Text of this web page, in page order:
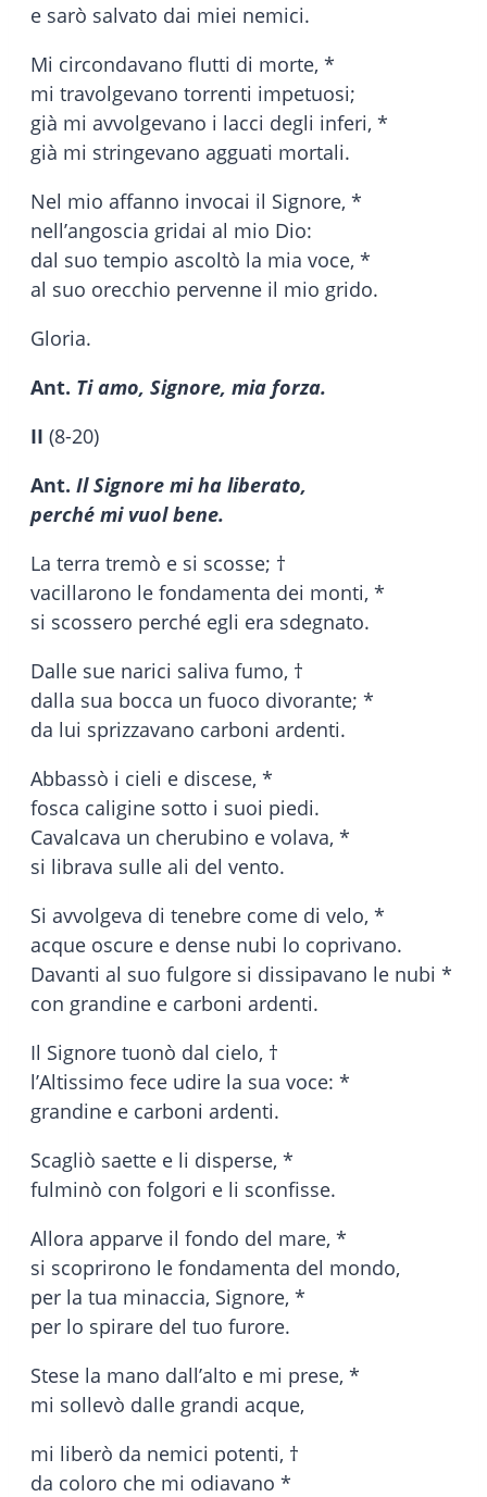
e sarò salvato dai miei nemici.
Mi circondavano flutti di morte, *
mi travolgevano torrenti impetuosi;
già mi avvolgevano i lacci degli inferi, *
già mi stringevano agguati mortali.
Nel mio affanno invocai il Signore, *
nell’angoscia gridai al mio Dio:
dal suo tempio ascoltò la mia voce, *
al suo orecchio pervenne il mio grido.
Gloria.
Ant. Ti amo, Signore, mia forza.
II (8-20)
Ant. Il Signore mi ha liberato,
perché mi vuol bene.
La terra tremò e si scosse; †
vacillarono le fondamenta dei monti, *
si scossero perché egli era sdegnato.
Dalle sue narici saliva fumo, †
dalla sua bocca un fuoco divorante; *
da lui sprizzavano carboni ardenti.
Abbassò i cieli e discese, *
fosca caligine sotto i suoi piedi.
Cavalcava un cherubino e volava, *
si librava sulle ali del vento.
Si avvolgeva di tenebre come di velo, *
acque oscure e dense nubi lo coprivano.
Davanti al suo fulgore si dissipavano le nubi *
con grandine e carboni ardenti.
Il Signore tuonò dal cielo, †
l’Altissimo fece udire la sua voce: *
grandine e carboni ardenti.
Scagliò saette e li disperse, *
fulminò con folgori e li sconfisse.
Allora apparve il fondo del mare, *
si scoprirono le fondamenta del mondo,
per la tua minaccia, Signore, *
per lo spirare del tuo furore.
Stese la mano dall’alto e mi prese, *
mi sollevò dalle grandi acque,
mi liberò da nemici potenti, †
da coloro che mi odiavano *